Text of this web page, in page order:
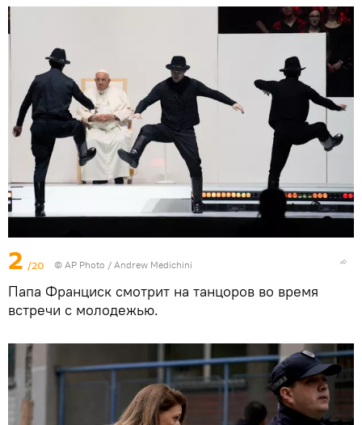
2 /20 © AP Photo / Andrew Medichini
Папа Франциск смотрит на танцоров во время
встречи с молодежью.